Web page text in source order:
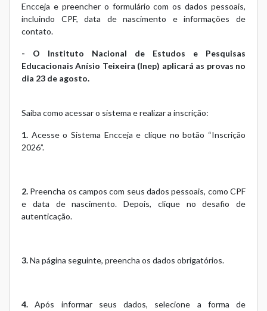
Encceja e preencher o formulário com os dados pessoais,
incluindo CPF, data de nascimento e informações de
contato.
- O Instituto Nacional de Estudos e Pesquisas
Educacionais Anísio Teixeira (Inep) aplicará as provas no
dia 23 de agosto.
Saiba como acessar o sistema e realizar a inscrição:
1. Acesse o Sistema Encceja e clique no botão “Inscrição
2026”.
2. Preencha os campos com seus dados pessoais, como CPF
e data de nascimento. Depois, clique no desafio de
autenticação.
3.Na página seguinte, preencha os dados obrigatórios.
4. Após informar seus dados, selecione a forma de